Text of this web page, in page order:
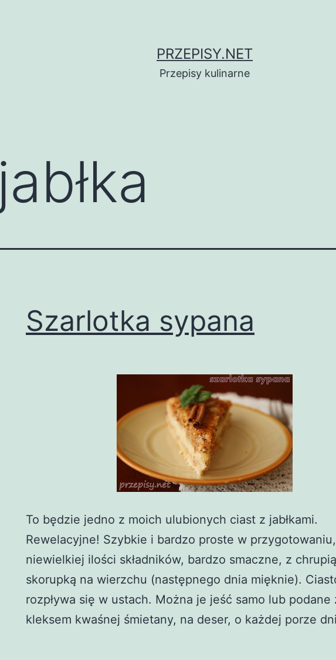
PRZEPISY.NET
Przepisy kulinarne
jabłka
Szarlotka sypana
To będzie jedno z moich ulubionych ciast z jabłkami.
Rewelacyjne! Szybkie i bardzo proste w
niewielkiej ilości składników, bardzo smaczne, z
skorupką na wierzchu (następnego dnia mięknie).
rozpływa się w ustach. Można je jeść samo lub podane
kleksem kwaśnej śmietany, na deser, o każdej porze